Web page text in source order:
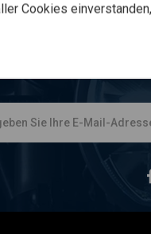
Immer auf
Cookies